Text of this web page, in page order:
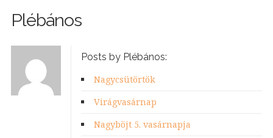
Plébános
Posts by Plébános:
Nagycsütörtök
Virágvasárnap
Nagyböjt 5. vasárnapja